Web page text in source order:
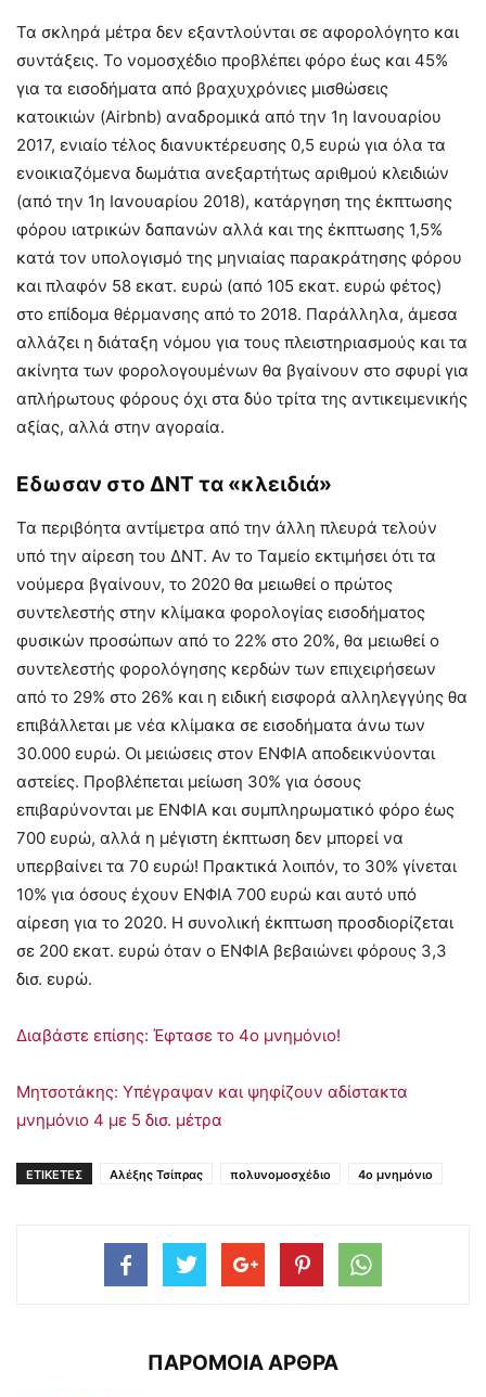
Τα σκληρά μέτρα δεν εξαντλούνται σε αφορολόγητο και
συντάξεις. Το νομοσχέδιο προβλέπει φόρο έως και 45%
για τα εισοδήματα από βραχυχρόνιες μισθώσεις
κατοικιών (Airbnb) αναδρομικά από την 1η Ιανουαρίου
2017, ενιαίο τέλος διανυκτέρευσης 0,5 ευρώ για όλα τα
ενοικιαζόμενα δωμάτια ανεξαρτήτως αριθμού κλειδιών
(από την 1η Ιανουαρίου 2018), κατάργηση της έκπτωσης
φόρου ιατρικών δαπανών αλλά και της έκπτωσης 1,5%
κατά τον υπολογισμό της μηνιαίας παρακράτησης φόρου
και πλαφόν 58 εκατ. ευρώ (από 105 εκατ. ευρώ φέτος)
στο επίδομα θέρμανσης από το 2018. Παράλληλα, άμεσα
αλλάζει η διάταξη νόμου για τους πλειστηριασμούς και τα
ακίνητα των φορολογουμένων θα βγαίνουν στο σφυρί για
απλήρωτους φόρους όχι στα δύο τρίτα της αντικειμενικής
αξίας, αλλά στην αγοραία.
Εδωσαν στο ΔΝΤ τα «κλειδιά»
Τα περιβόητα αντίμετρα από την άλλη πλευρά τελούν
υπό την αίρεση του ΔΝΤ. Αν το Ταμείο εκτιμήσει ότι τα
νούμερα βγαίνουν, το 2020 θα μειωθεί ο πρώτος
συντελεστής στην κλίμακα φορολογίας εισοδήματος
φυσικών προσώπων από το 22% στο 20%, θα μειωθεί ο
συντελεστής φορολόγησης κερδών των επιχειρήσεων
από το 29% στο 26% και η ειδική εισφορά αλληλεγγύης θα
επιβάλλεται με νέα κλίμακα σε εισοδήματα άνω των
30.000 ευρώ. Οι μειώσεις στον ΕΝΦΙΑ αποδεικνύονται
αστείες. Προβλέπεται μείωση 30% για όσους
επιβαρύνονται με ΕΝΦΙΑ και συμπληρωματικό φόρο έως
700 ευρώ, αλλά η μέγιστη έκπτωση δεν μπορεί να
υπερβαίνει τα 70 ευρώ! Πρακτικά λοιπόν, το 30% γίνεται
10% για όσους έχουν ΕΝΦΙΑ 700 ευρώ και αυτό υπό
αίρεση για το 2020. Η συνολική έκπτωση προσδιορίζεται
σε 200 εκατ. ευρώ όταν ο ΕΝΦΙΑ βεβαιώνει φόρους 3,3
δισ. ευρώ.
Διαβάστε επίσης: Έφτασε το 4ο μνημόνιο!
Μητσοτάκης: Υπέγραψαν και ψηφίζουν αδίστακτα
μνημόνιο 4 με 5 δισ. μέτρα
ΕΤΙΚΕΤΕΣ Αλέξης Τσίπρας πολυνομοσχέδιο 4ο μνημόνιο
ΠΑΡΟΜΟΙΑ ΑΡΘΡΑ